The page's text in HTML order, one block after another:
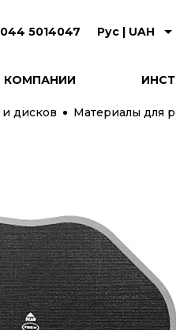
044 5014047 Рус | UAH
КОМПАНИИ
дисков Материалы для